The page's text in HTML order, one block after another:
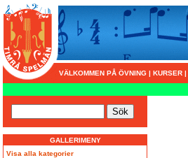
VÄLKOMMEN PÅ ÖVNING | KURSER |
GALLERIMENY
Visa alla kategorier